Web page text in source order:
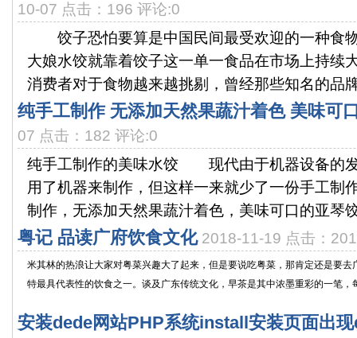
10-07 点击：196 评论:0
饺子恐怕要算是中国民间最受欢迎的一种食
大娘水饺就靠着饺子这一单一食品在市场上持续
消费者对于食物越来越挑剔，曾经那些知名的品
纯手工制作 无添加天然果蔬汁着色 美味可
07 点击：182 评论:0
纯手工制作的美味水饺 现代由于机器设备的
用了机器来制作，但这样一来就少了一份手工制
制作，无添加天然果蔬汁着色，美味可口的亚琴
粤记 品读广府饮食文化 2018-11-19 点击：
米其林的热浪让大家对粤菜兴趣大了起来，但是要说吃粤菜，那肯定还是要
特最具代表性的饮食之一。谈及广东传统文化，早茶是其中浓墨重彩的一笔，
安装dede网站PHP系统install安装页面出